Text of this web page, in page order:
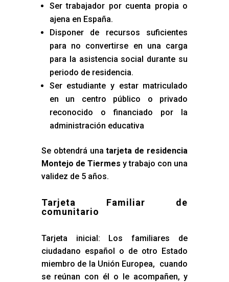
Ser trabajador por cuenta propia o
ajena en España.
Disponer de recursos suficientes
para no convertirse en una carga
para la asistencia social durante su
periodo de residencia.
Ser estudiante y estar matriculado
en un centro público o privado
reconocido o financiado por la
administración educativa
Se obtendrá unatarjeta de residencia
Montejo de Tiermes y trabajo con una
validez de 5 años.
Tarjeta Familiar de
comunitario
Tarjeta inicial: Los familiares de
ciudadano español o de otro Estado
miembro de la Unión Europea, cuando
se reúnan con él o le acompañen, y